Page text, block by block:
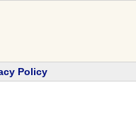
Policy